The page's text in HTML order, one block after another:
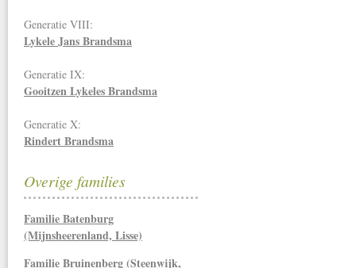
Generatie VIII:
Lykele Jans Brandsma
Generatie IX:
Gooitzen Lykeles Brandsma
Generatie X:
Rindert Brandsma
Overige families
Familie Batenburg
(Mijnsheerenland, Lisse)
Familie Bruinenberg (Steenwijk,